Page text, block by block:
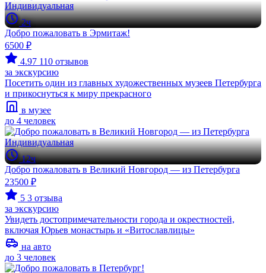
Индивидуальная
2ч
Добро пожаловать в Эрмитаж!
6500 ₽
4.97 110 отзывов
за экскурсию
Посетить один из главных художественных музеев Петербурга
и прикоснуться к миру прекрасного
в музее
до 4 человек
Индивидуальная
12ч
Добро пожаловать в Великий Новгород — из Петербурга
23500 ₽
5 3 отзыва
за экскурсию
Увидеть достопримечательности города и окрестностей,
включая Юрьев монастырь и «Витославлицы»
на авто
до 3 человек